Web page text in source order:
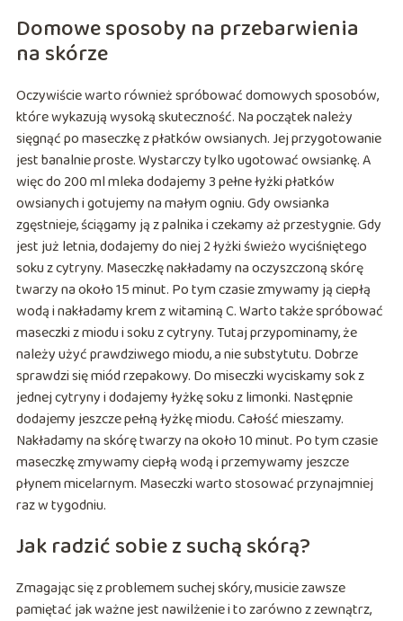
Domowe sposoby na przebarwienia
na skórze
Oczywiście warto również spróbować domowych sposobów,
które wykazują wysoką skuteczność. Na początek należy
sięgnąć po maseczkę z płatków owsianych. Jej przygotowanie
jest banalnie proste. Wystarczy tylko ugotować owsiankę. A
więc do 200 ml mleka dodajemy 3 pełne łyżki płatków
owsianych i gotujemy na małym ogniu. Gdy owsianka
zgęstnieje, ściągamy ją z palnika i czekamy aż przestygnie. Gdy
jest już letnia, dodajemy do niej 2 łyżki świeżo wyciśniętego
soku z cytryny. Maseczkę nakładamy na oczyszczoną skórę
twarzy na około 15 minut. Po tym czasie zmywamy ją ciepłą
wodą i nakładamy krem z witaminą C. Warto także spróbować
maseczki z miodu i soku z cytryny. Tutaj przypominamy, że
należy użyć prawdziwego miodu, a nie substytutu. Dobrze
sprawdzi się miód rzepakowy. Do miseczki wyciskamy sok z
jednej cytryny i dodajemy łyżkę soku z limonki. Następnie
dodajemy jeszcze pełną łyżkę miodu. Całość mieszamy.
Nakładamy na skórę twarzy na około 10 minut. Po tym czasie
maseczkę zmywamy ciepłą wodą i przemywamy jeszcze
płynem micelarnym. Maseczki warto stosować przynajmniej
raz w tygodniu.
Jak radzić sobie z suchą skórą?
Zmagając się z problemem suchej skóry, musicie zawsze
pamiętać jak ważne jest nawilżenie i to zarówno z zewnątrz,